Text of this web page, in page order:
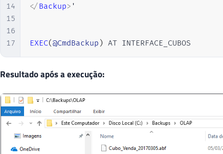
14
15
16
17
</Backup> '
EXEC(@CmdBackup ) AT INTERFACE_CUBOS
Resultado após a execução: